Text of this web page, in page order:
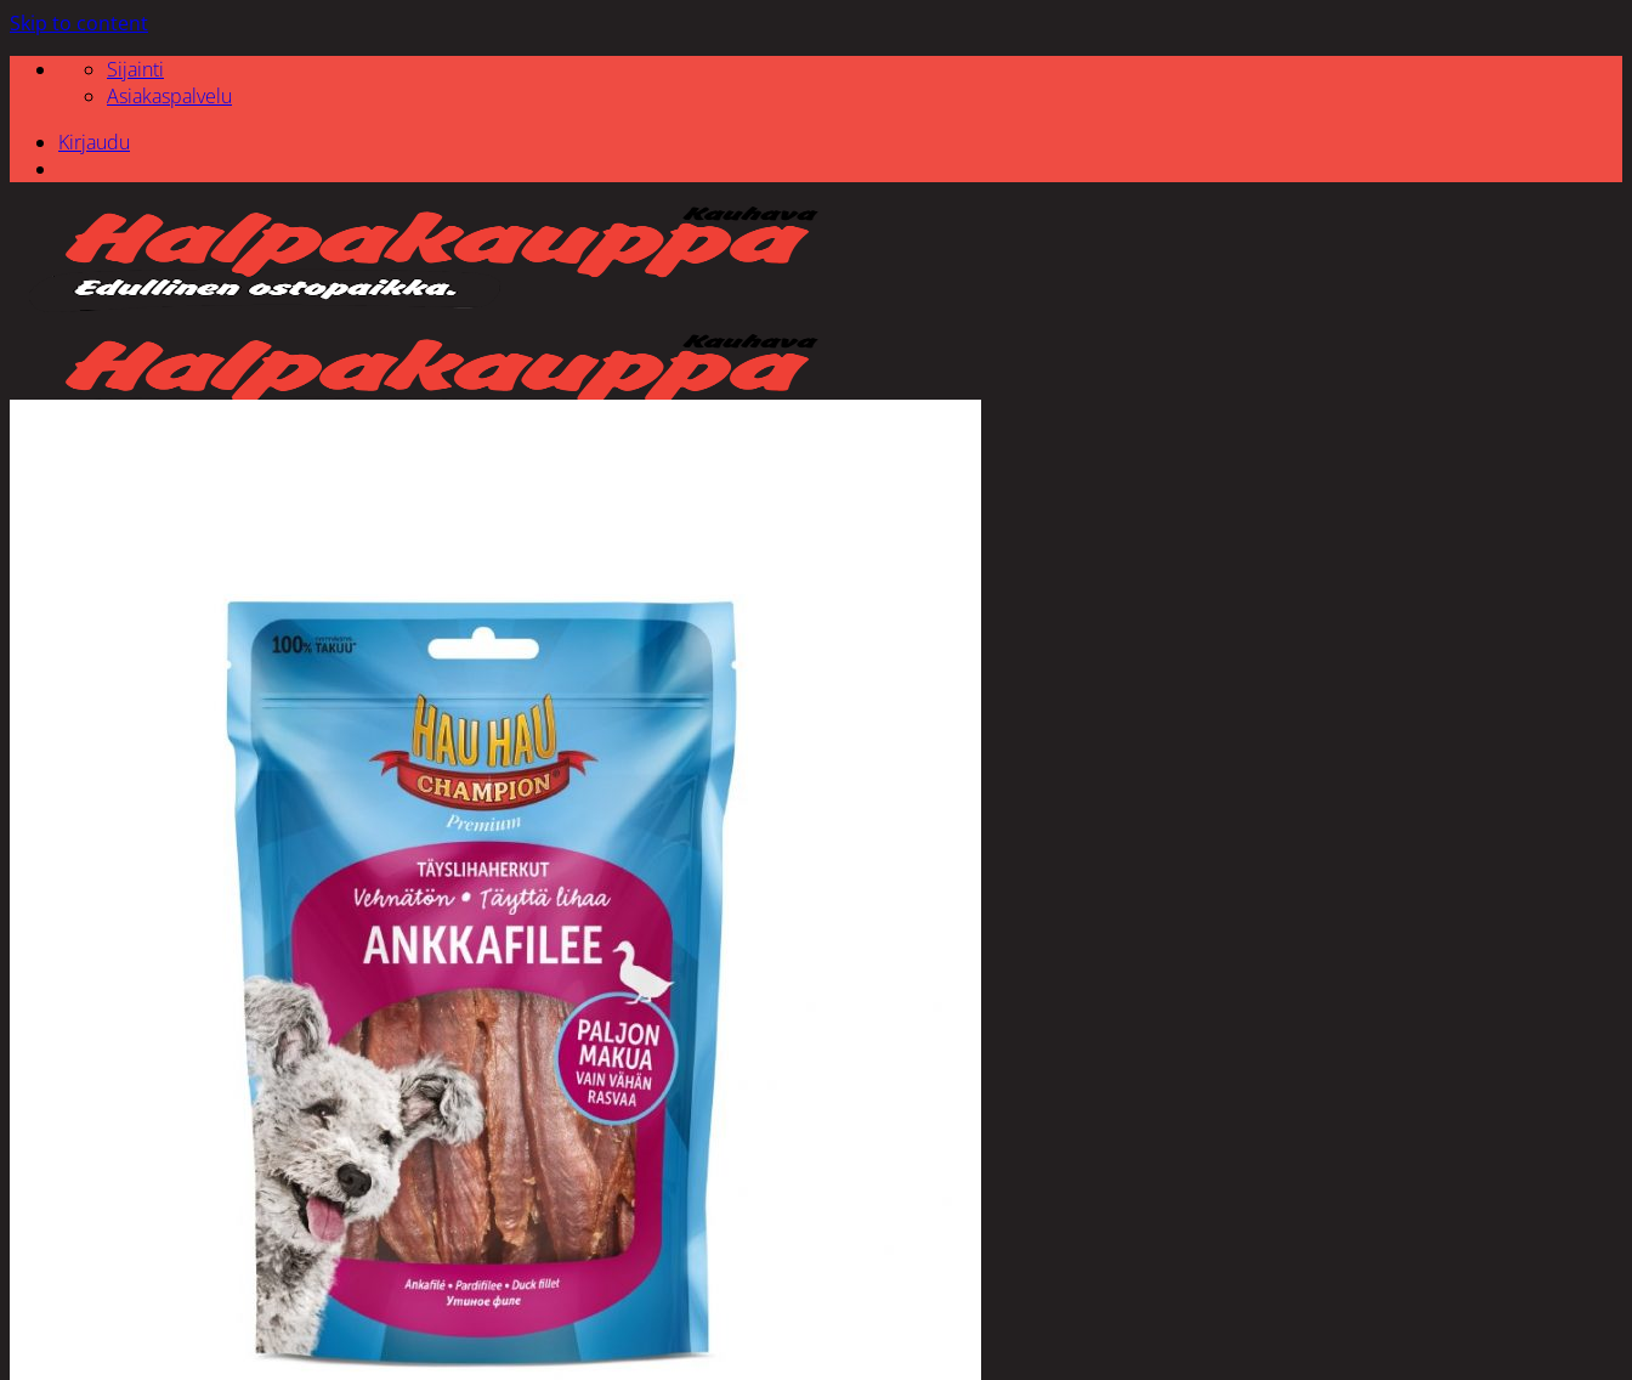
Skip to content
Sijainti
Asiakaspalvelu
Kirjaudu
Tuotevalikoima
Poistotuotteet
Kausituotteet
Joulu
Joulu- ja kausivalot
Eläimet ja tontut
Kyntteliköt
Valoketjut ja kuusenvalot
Joulukoristeet
Kranssit ja asetelmat
Tontut ja muut
Joulutekstiilit
Paketointi
Marjastus
Talvi
Päivittäistavarat
Apuvälineet
Hengityssuojaimet ja desinfiointi
Henkilökohtainen hygienia
Deodorantit
Hiustenhoito
Hiusharjat ja muotoilutuotteet
Hiuspinnit ja lenkit
Hiusvärit
Hiusten ja parranleikkuukoneet
Hammashygienia tuotteet
Kosmetiikka
Käsi ja jalkahoito
Käsivoiteet ja rasvat